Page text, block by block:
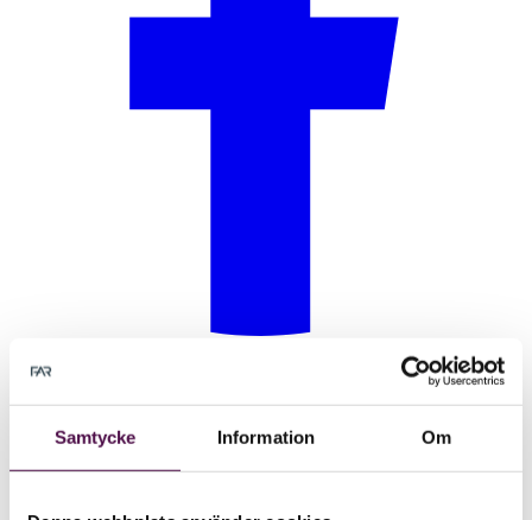
Samtycke Information Om